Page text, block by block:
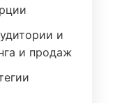
и
и продаж